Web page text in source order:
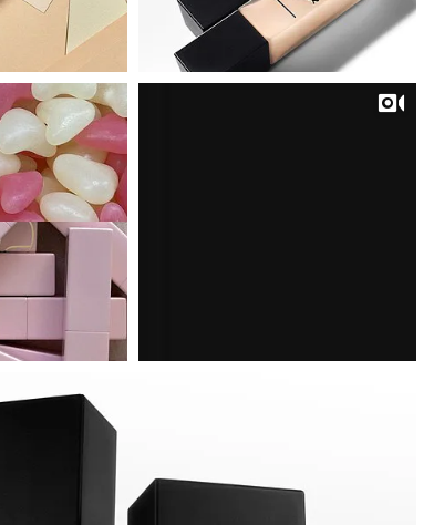
keyword
you
have
entered.